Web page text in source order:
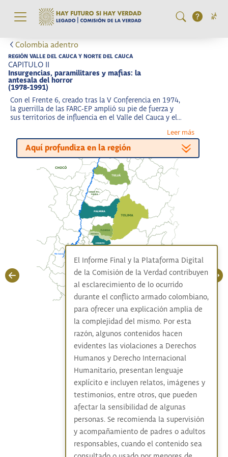
Pasar al contenido principal
Colombia adentro
REGIÓN VALLE DEL CAUCA Y NORTE DEL CAUCA
CAPITULO II
Insurgencias, paramilitares y mafias: la
antesala del horror
(1978-1991)
Con el Frente 6, creado tras la V Conferencia en 1974,
la guerrilla de las FARC-EP amplió su pie de fuerza y
sus territorios de influencia en el Valle del Cauca y el
Leer más
Aquí profundiza en la región
El Informe Final y la Plataforma Digital
de la Comisión de la Verdad contribuyen
al esclarecimiento de lo ocurrido
durante el conflicto armado colombiano,
para ofrecer una explicación amplia de
la complejidad del mismo. Por esta
razón, algunos contenidos hacen
evidentes las violaciones a Derechos
Humanos y Derecho Internacional
Humanitario, presentan lenguaje
explícito e incluyen relatos, imágenes y
testimonios, entre otros, que pueden
afectar la sensibilidad de algunas
personas. Se recomienda la supervisión
y acompañamiento de padres o adultos
responsables, cuando el contenido sea